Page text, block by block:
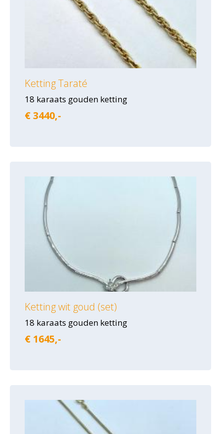
Ketting Taraté
18 karaats gouden ketting
€ 3440,-
Ketting wit goud (set)
18 karaats gouden ketting
€ 1645,-